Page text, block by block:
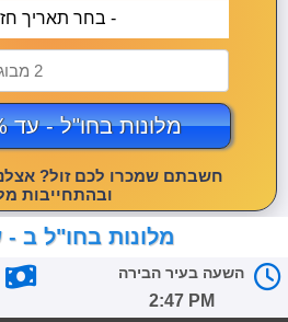
- בחר תאריך חזרה -
2 מבוגרים
מלונות בחו"ל - עד 40% הנחה
חשבתם שמכרו לכם זול?
ובהתחייבות
מלונות בחו"ל ב
השעה בעיר הבירה
2:47 PM